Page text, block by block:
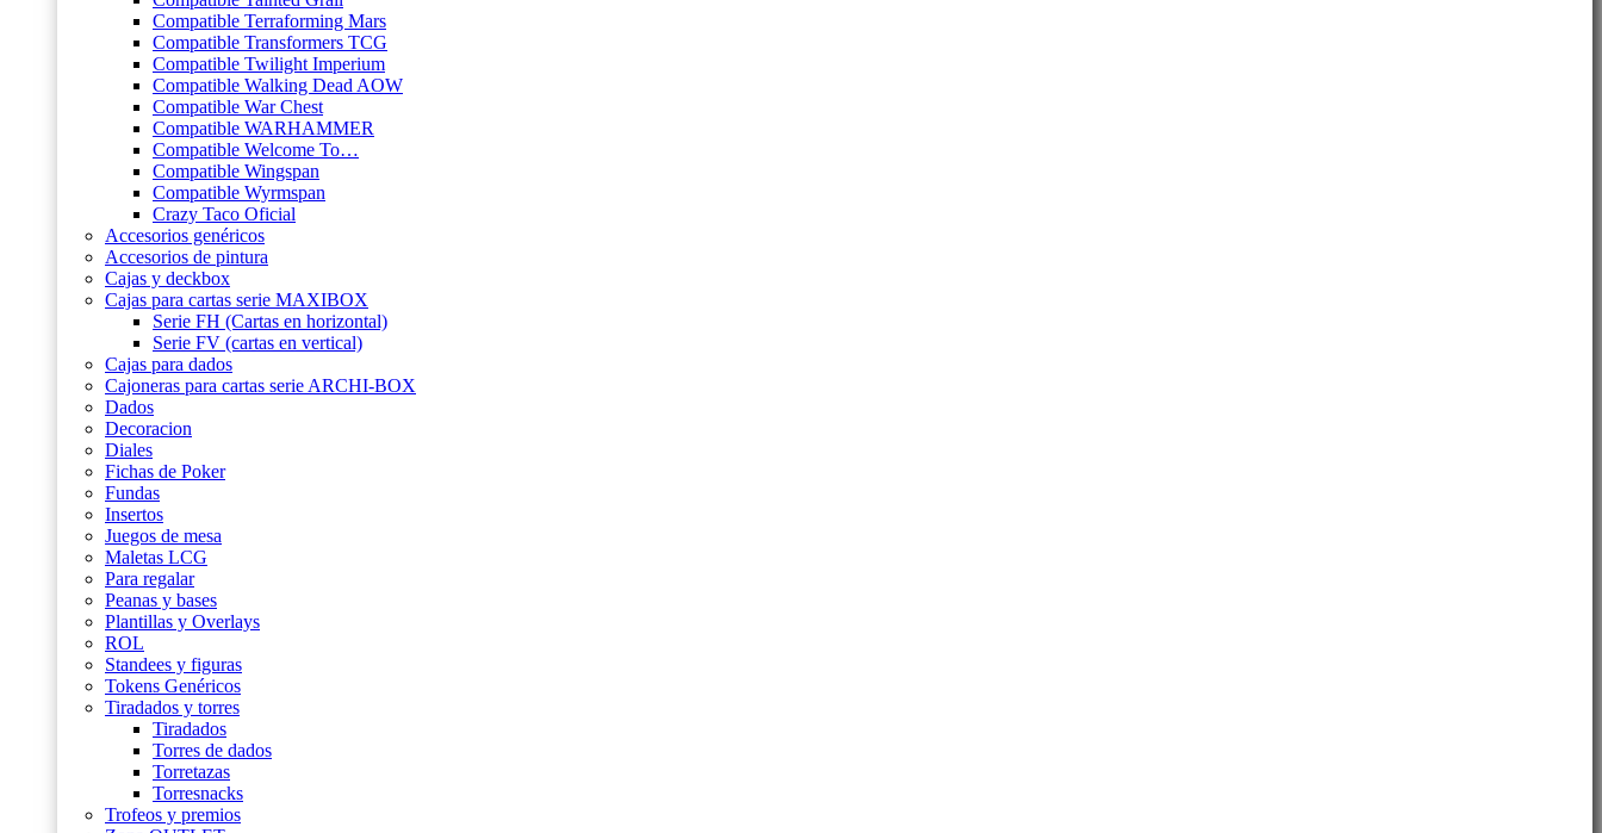
Compatible Terraforming Mars
Compatible Transformers TCG
Compatible Twilight Imperium
Compatible Walking Dead AOW
Compatible War Chest
Compatible WARHAMMER
Compatible Welcome To…
Compatible Wingspan
Compatible Wyrmspan
Crazy Taco Oficial
Accesorios genéricos
Accesorios de pintura
Cajas y deckbox
Cajas para cartas serie MAXIBOX
Serie FH (Cartas en horizontal)
Serie FV (cartas en vertical)
Cajas para dados
Cajoneras para cartas serie ARCHI-BOX
Dados
Decoracion
Diales
Fichas de Poker
Fundas
Insertos
Juegos de mesa
Maletas LCG
Para regalar
Peanas y bases
Plantillas y Overlays
ROL
Standees y figuras
Tokens Genéricos
Tiradados y torres
Tiradados
Torres de dados
Torretazas
Torresnacks
Trofeos y premios